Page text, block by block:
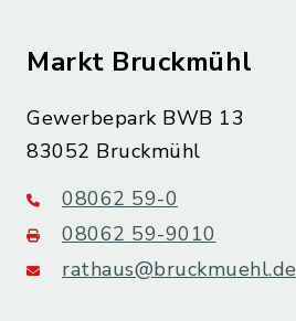
Markt Bruckmühl
Gewerbepark BWB 13
83052 Bruckmühl
08062 59-0
08062 59-9010
rathaus@bruckmuehl.de